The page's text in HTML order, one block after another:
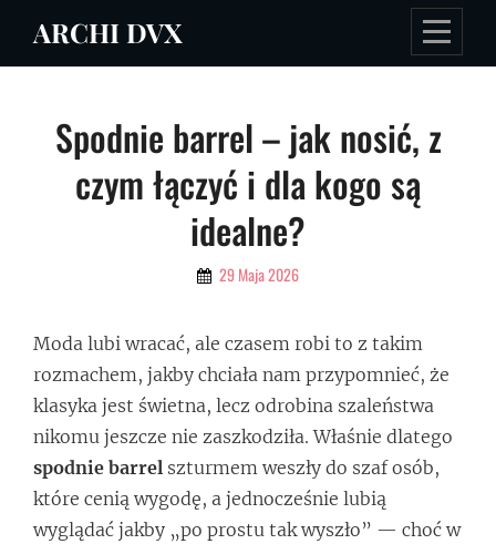
ARCHI DVX
Spodnie barrel – jak nosić, z
czym łączyć i dla kogo są
idealne?
By 29 Maja 2026
Moda lubi wracać, ale czasem robi to z takim
rozmachem, jakby chciała nam przypomnieć, że
klasyka jest świetna, lecz odrobina szaleństwa
nikomu jeszcze nie zaszkodziła. Właśnie dlatego
spodnie barrel szturmem weszły do szaf osób,
które cenią wygodę, a jednocześnie lubią
wyglądać jakby „po prostu tak wyszło” — choć w
Nawigacja
wpisu